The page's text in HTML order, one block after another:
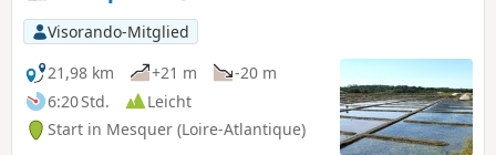
Visorando-Mitglied
21,98 km
+21 m
-20 m
6:20 Std.
Leicht
Start in Mesquer (Loire-Atlantique)